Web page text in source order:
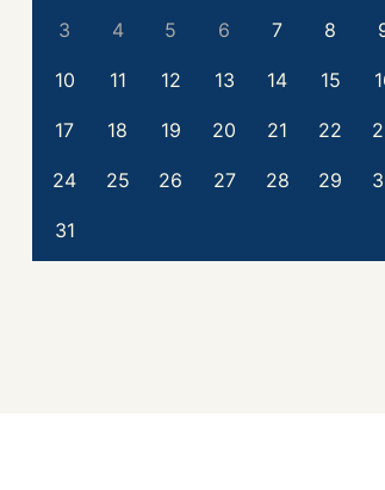
3 4 5 6 7 8
10 11 12 13 14 15
17 18 19 20 21 22
24 25 26 27 28 29
31